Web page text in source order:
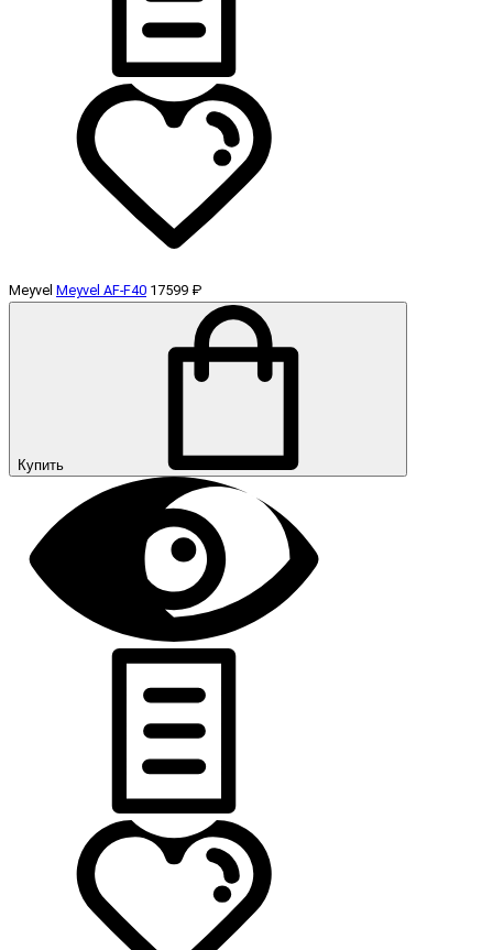
Meyvel Meyvel AF-F40 17599 ₽
Купить